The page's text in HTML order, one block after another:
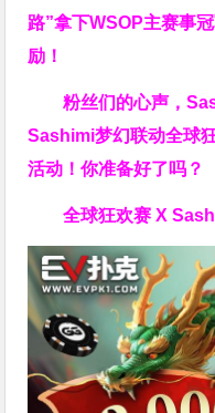
路”拿下WSOP主赛事
励！
粉丝们的心声，
Sashimi梦幻联动全球
活动！你准备好了吗？
全球狂欢赛 X